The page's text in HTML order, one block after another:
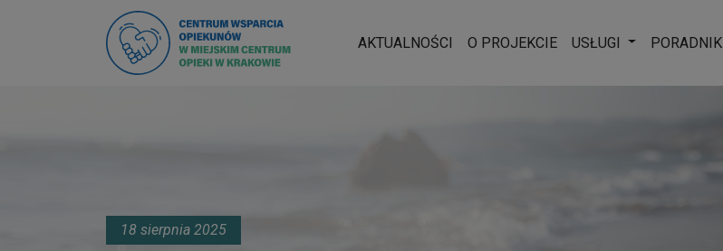
AKTUALNOŚCI O PROJEKCIE USŁUGI Rozwiń menu
PORADNIK
18 sierpnia 2025